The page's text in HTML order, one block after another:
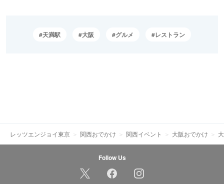
天満駅 大阪 グルメ レストラン
レッツエンジョイ東京 関西おでかけ 関西イベント 大阪おでかけ
Follow Us